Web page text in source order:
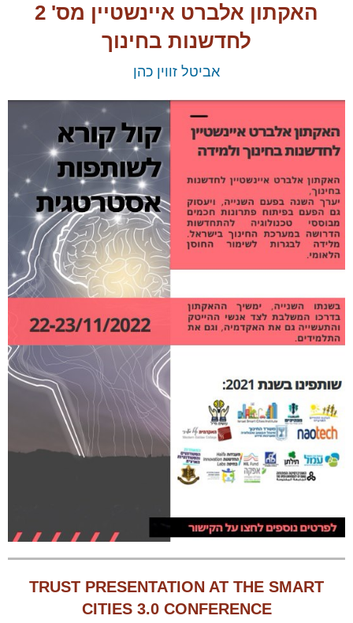
​האקתון אלברט איינשטיין מס' 2
לחדשנות בחינוך​
אביטל זווין כהן
TRUST PRESENTATION AT THE SMART
CITIES 3.0 CONFERENCE